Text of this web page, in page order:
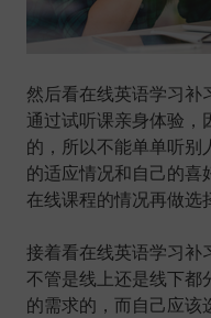
然后看在线英语学习补
通过试听课亲身体验，
的，所以不能单单听别
的适应情况和自己的喜
在线课程的情况再做选
接着看在线英语学习补
不管是线上还是线下都
的需求的，而自己应该